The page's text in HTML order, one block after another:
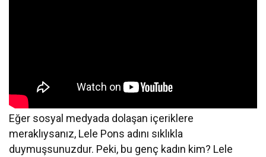
Eğer sosyal medyada dolaşan içeriklere
meraklıysanız, Lele Pons adını sıklıkla
duymuşsunuzdur. Peki, bu genç kadın kim? Lele